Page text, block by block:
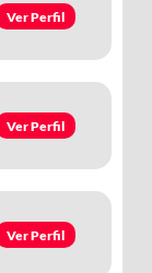
Ver Perfil
Ver Perfil
Ver Perfil